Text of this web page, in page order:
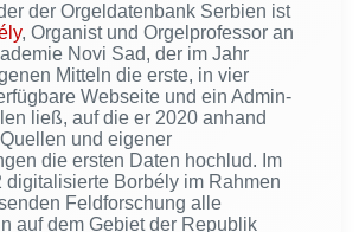
der Orgeldatenbank Serbien ist
, Organist und Orgelprofessor an
Novi Sad, der im Jahr
Mitteln die erste, in vier
Webseite und ein Admin-
ließ, auf die er 2020 anhand
und eigener
die ersten Daten hochlud. Im
digitalisierte Borbély im Rahmen
Feldforschung alle
auf dem Gebiet der Republik